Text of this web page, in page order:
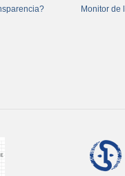
Monitor de